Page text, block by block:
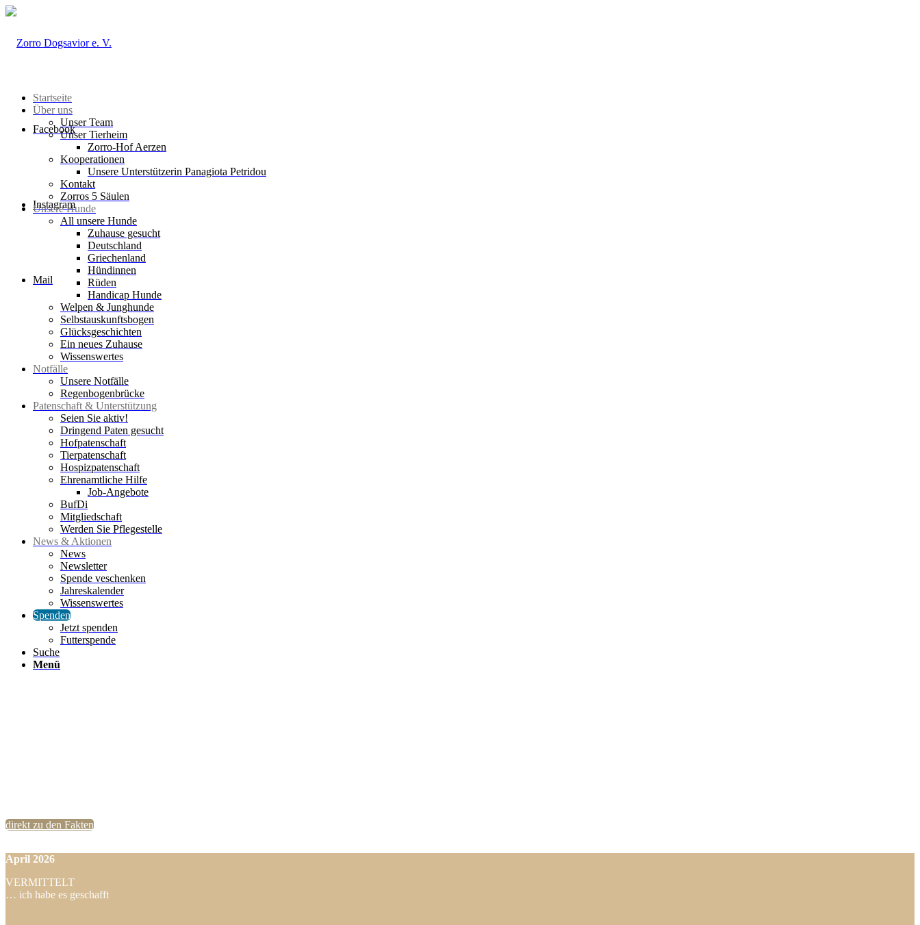
Facebook
Instagram
Mail
Startseite
Über uns
Unser Team
Unser Tierheim
Zorro-Hof Aerzen
Kooperationen
Unsere Unterstützerin Panagiota Petridou
Kontakt
Zorros 5 Säulen
Unsere Hunde
All unsere Hunde
Zuhause gesucht
Deutschland
Griechenland
Hündinnen
Rüden
Handicap Hunde
Welpen & Junghunde
Selbstauskunftsbogen
Glücksgeschichten
Ein neues Zuhause
Wissenswertes
Notfälle
Unsere Notfälle
Regenbogenbrücke
Patenschaft & Unterstützung
Seien Sie aktiv!
Dringend Paten gesucht
Hofpatenschaft
Tierpatenschaft
Hospizpatenschaft
Ehrenamtliche Hilfe
Job-Angebote
BufDi
Mitgliedschaft
Werden Sie Pflegestelle
News & Aktionen
News
Newsletter
Spende veschenken
Jahreskalender
Wissenswertes
Spenden
Jetzt spenden
Futterspende
Suche
Menü
direkt zu den Fakten
April 2026
VERMITTELT
… ich habe es geschafft